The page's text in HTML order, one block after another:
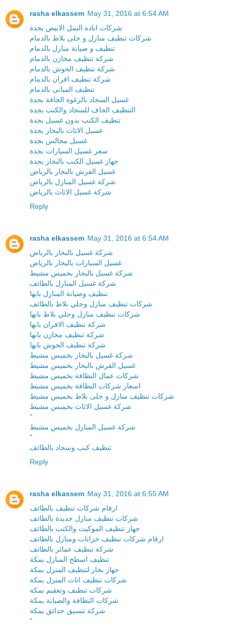
rasha elkassem May 31, 2016 at 6:54 AM
شركات اباده النمل الابيض بجدة
شركات تنظيف منازل و جلى بلاط بالدمام
تنظيف و صيانة منازل بالدمام
شركة تنظيف مخازن بالدمام
شركة تنظيف الحوش بالدمام
شركة تنظيف افران بالدمام
تنظيف المبانى بالدمام
غسيل السجاد بالرغوة الجافة بجدة
التنظيف الجاف للسجاد والكنب بجدة
تنظيف الكنب بدون غسيل بجدة
غسيل الاثاث بالبخار بجدة
غسيل مجالس بجدة
سعر غسيل السيارات بجدة
جهاز غسيل الكنب بالبخار بجدة
غسيل الفرش بالبخار بالرياض
شركة غسيل المنازل بالرياض
شركة غسيل الاثاث بالرياض
Reply
rasha elkassem May 31, 2016 at 6:54 AM
شركة غسيل بالبخار بالرياض
غسيل السيارات بالبخار بالرياض
شركة غسيل بالبخار بخميس مشيط
شركة غسيل المنازل بالطائف
تنظيف وصيانة المنازل بابها
شركات تنظيف منازل وجلي بلاط بالطائف
شركات تنظيف منازل وجلي بلاط بابها
شركة تنظيف الافران بابها
شركة تنظيف مخازن بابها
شركة تنظيف الحوش بابها
شركة غسيل بالبخار بخميس مشيط
غسيل الفرش بالبخار بخميس مشيط
شركات عمال النظافة بخميس مشيط
اسعار شركات النظافة بخميس مشيط
شركات تنظيف منازل و جلى بلاط بخميس مشيط
شركة غسيل الاثاث بخميس مشيط
"
شركة غسيل المنازل بخميس مشيط
"
تنظيف كنب وسجاد بالطائف
Reply
rasha elkassem May 31, 2016 at 6:55 AM
ارقام شركات تنظيف بالطائف
شركات تنظيف منازل جديدة بالطائف
جهاز تنظيف الموكيت والكنب بالطائف
ارقام شركات تنظيف خزانات ومنازل بالطائف
شركة تنظيف عمائر بالطائف
تنظيف اسطح المنازل بمكة
جهاز بخار لتنظيف المنزل بمكة
شركات تنظيف اثاث المنزل بمكة
شركات تنظيف وتعقيم بمكة
شركات النظافة والصيانة بمكة
شركة تنسيق حدائق بمكة
"